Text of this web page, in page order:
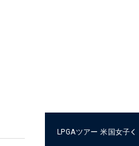
LPGAツアー 米国女子